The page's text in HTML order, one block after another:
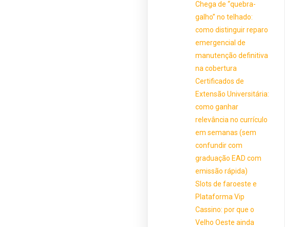
Chega de “quebra-
galho” no telhado:
como distinguir reparo
emergencial de
manutenção definitiva
na cobertura
Certificados de
Extensão Universitária:
como ganhar
relevância no currículo
em semanas (sem
confundir com
graduação EAD com
emissão rápida)
Slots de faroeste e
Plataforma Vip
Cassino: por que o
Velho Oeste ainda